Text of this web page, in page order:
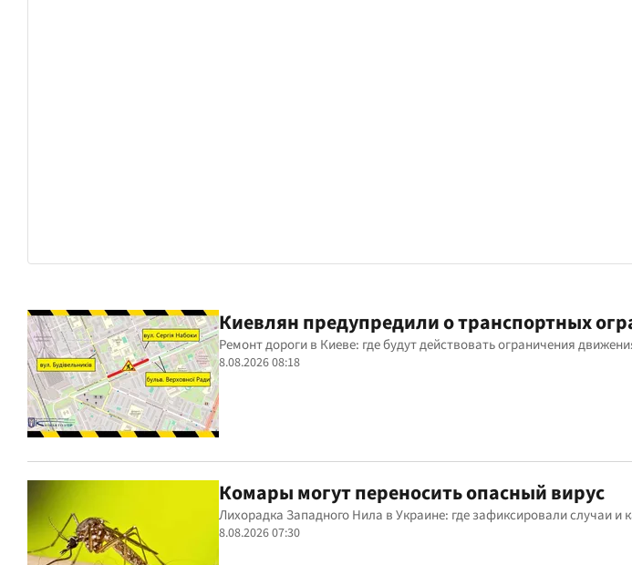
Киевлян предупредили о транспортных
Ремонт дороги в Киеве: где будут действовать ограничения
8.08.2026 08:18
Комары могут переносить опасный вирус
Лихорадка Западного Нила в Украине: где зафиксировали случаи и
8.08.2026 07:30